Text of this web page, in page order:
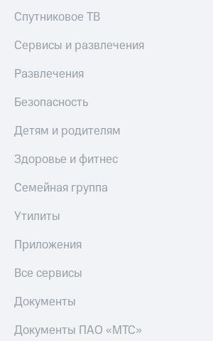
Спутниковое ТВ
Сервисы и развлечения
Развлечения
Безопасность
Детям и родителям
Здоровье и фитнес
Семейная группа
Утилиты
Приложения
Все сервисы
Документы
Документы ПАО «МТС»